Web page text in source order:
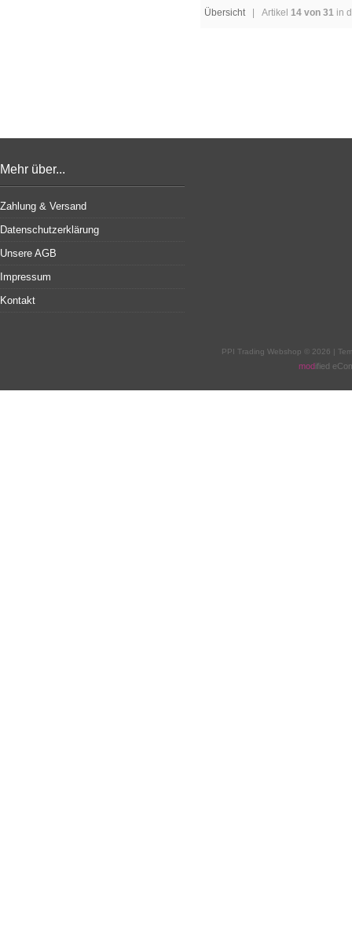
Übersicht| Artikel 14 von 31 in
Mehr über...
Zahlung & Versand
Datenschutzerklärung
Unsere AGB
Impressum
Kontakt
PPI Trading Webshop © 2026 |
modified